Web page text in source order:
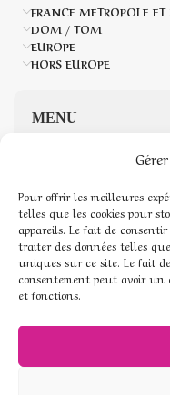
Pour offrir les meilleures
telles que les cookies pour
appareils. Le fait de
traiter des données telles
uniques sur ce site. Le fait
consentement peut avoir
et fonctions.
FRANCE METROPOLE
DOM / TOM
EUROPE
HORS EUROPE
MENU
Boutique de Pierres
Mon compte
Mentions légales
Conditions
Politique de cookies